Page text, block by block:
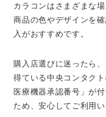
カラコンはさまざまな
商品の色やデザインを
入がおすすめです。
購入店選びに迷ったら
得ている中央コンタク
医療機器承認番号」が
ため、安心してご利用い